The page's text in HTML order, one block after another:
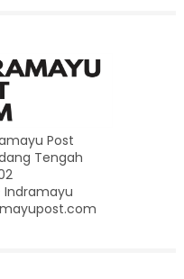
Post
Tengah
Indramayu